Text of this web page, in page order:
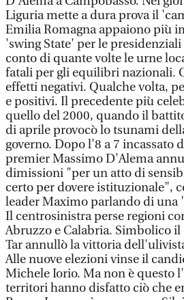
Liguria mette a dura prova il
Emilia Romagna appaiono più
'swing State' per le presidenziali
conto di quante volte le urne
fatali per gli equilibri nazionali.
effetti negativi. Qualche volta,
e positivi. Il precedente più
quello del 2000, quando il
di aprile provocò lo tsunami
governo. Dopo l'8 a 7 incassato
premier Massimo D'Alema
dimissioni "per un atto di
certo per dovere istituzionale",
leader Maximo parlando di una
Il centrosinistra perse regioni
Abruzzo e Calabria. Simbolico il
Tar annullò la vittoria
Alle nuove elezioni vinse il
Michele Iorio. Ma non è questo
territori hanno disfatto ciò che